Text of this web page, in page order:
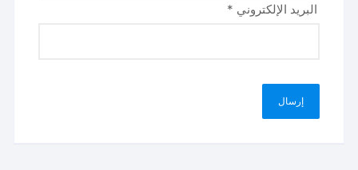
البريد الإلكتروني *